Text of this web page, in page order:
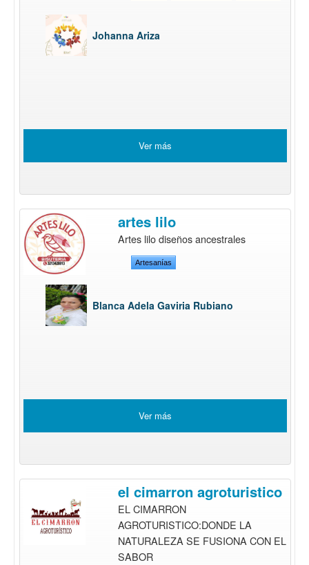
Johanna Ariza
Ver más
artes lilo
Artes lilo diseños ancestrales
Artesanías
Blanca Adela Gaviria Rubiano
Ver más
el cimarron agroturistico
EL CIMARRON
AGROTURISTICO:DONDE LA
NATURALEZA SE FUSIONA CON EL
SABOR